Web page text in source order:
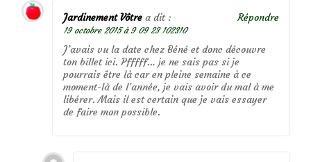
Jardinement Vôtre a dit :
19 octobre 2015 à 9 09 23 102310
J’avais vu la date chez Béné et donc découvre
ton billet ici. Pfffff… je ne sais pas si je
pourrais être là car en pleine semaine à ce
moment-là de l’année, je vais avoir du mal à me
libérer. Mais il est certain que je vais essayer
de faire mon possible.
Répondre